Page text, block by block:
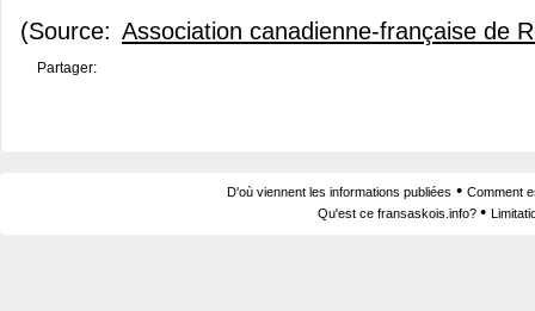
(Source: Association canadienne-française de
Partager:
D'où viennent les informations publiées • Comment
Qu'est ce fransaskois.info? •